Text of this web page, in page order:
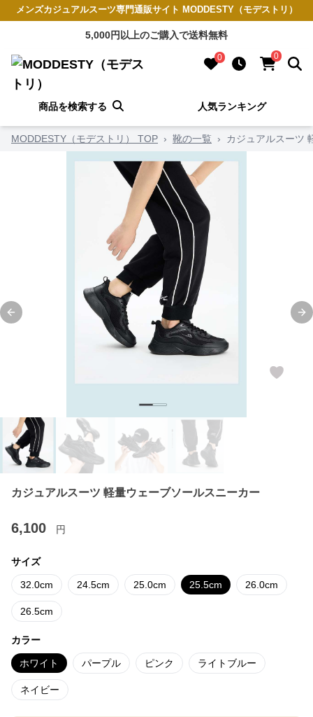
メンズカジュアルスーツ専門通販サイト MODDESTY（モデストリ）
5,000円以上のご購入で送料無料
0 0
商品を検索する 人気ランキング
MODDESTY（モデストリ） TOP › 靴の一覧 › カジュアルスーツ
Previous slide
カジュアルスーツ 軽量ウェーブソールスニーカー
6,100 円
サイズ
32.0cm 24.5cm 25.0cm 25.5cm 26.0cm
26.5cm
カラー
ホワイト パープル ピンク ライトブルー
ネイビー